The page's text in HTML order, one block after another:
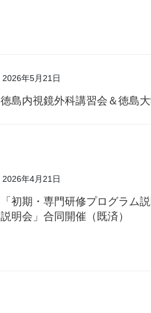
2026年5月21日
徳島内視鏡外科講習会＆徳島
2026年4月21日
「初期・専門研修プログラム
説明会」合同開催（既済）